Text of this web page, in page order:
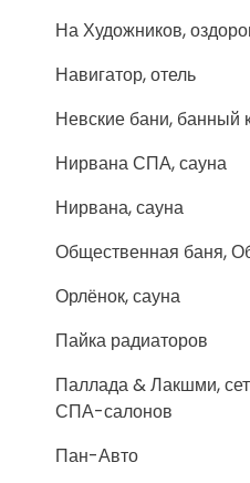
На Художников,
Навигатор, отель
Невские бани, банный
Нирвана СПА, сауна
Нирвана, сауна
Общественная баня,
Орлёнок, сауна
Пайка радиаторов
Паллада & Лакшми,
СПА-салонов
Пан-Авто